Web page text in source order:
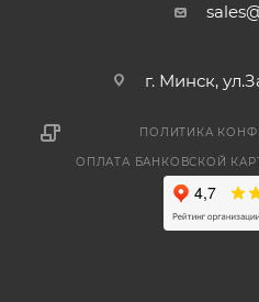
г. Минск,
ПОЛИТИКА
ОПЛАТА БАНКОВСКОЙ